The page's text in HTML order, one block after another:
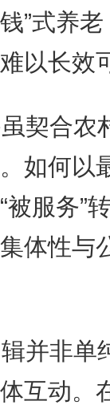
”式养
以长效
契合农
如何以
服务”
体性与
并非单
互动。